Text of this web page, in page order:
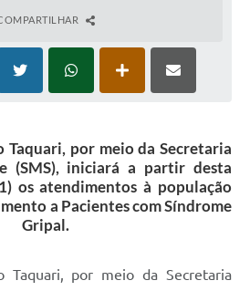
por meio da Secretaria
(SMS), iniciará a partir desta
os atendimentos à população
a Pacientes com Síndrome
Gripal.
por meio da Secretaria